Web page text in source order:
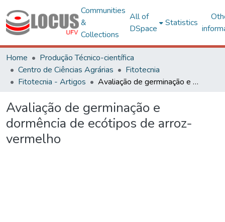
Communities
&
Collections
All of
DSpace
Statistics
Home
Produção Técnico-científica
Centro de Ciências Agrárias
Fitotecnia
Fitotecnia - Artigos
Avaliação de germinação e dormência de ecótipos de arroz-vermelho
Avaliação de germinação e
dormência de ecótipos de arroz-
vermelho